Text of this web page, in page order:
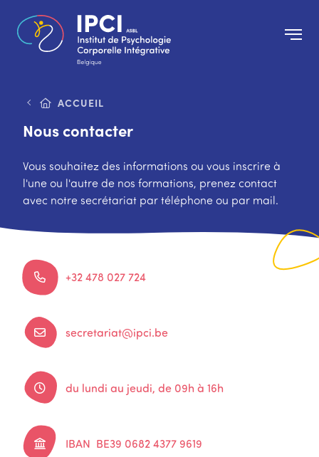
Nous contacter
Vous souhaitez des informations ou vous inscrire à
l'une ou l'autre de nos formations, prenez contact
avec notre secrétariat par téléphone ou par mail.
ACCUEIL
+32 478 027 724
secretariat@ipci.be
du lundi au jeudi, de 09h à 16h
IBAN BE39 0682 4377 9619